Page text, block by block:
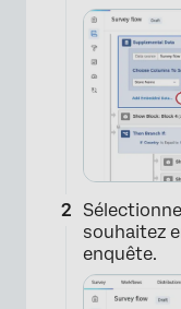
souhaitez
enquête.